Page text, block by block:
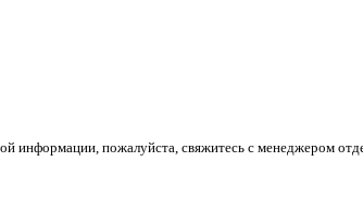
информации, пожалуйста, свяжитесь с менеджером